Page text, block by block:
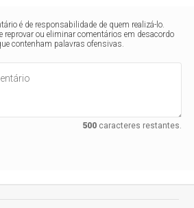
é de responsabilidade de quem realizá-lo.
reprovar ou eliminar comentários em desacordo
contenham palavras ofensivas.
500caracteres restantes.